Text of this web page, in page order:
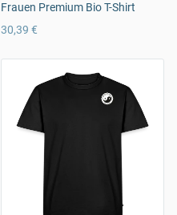
Frauen Premium Bio T-Shirt
30,39 €